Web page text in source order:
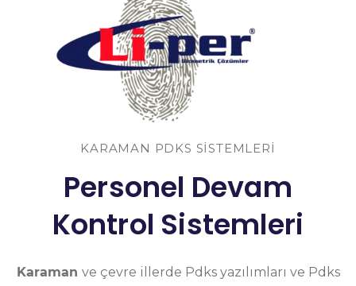
KARAMAN PDKS SISTEMLERI
Personel Devam
Kontrol Sistemleri
Karaman ve çevre illerde Pdks yazılımları ve Pdks